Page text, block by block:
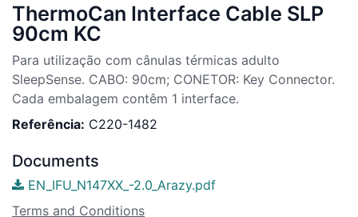
ThermoCan Interface Cable SLP
90cm KC
Para utilização com cânulas térmicas adulto
SleepSense. CABO: 90cm; CONETOR: Key Connector.
Cada embalagem contêm 1 interface.
Referência: C220-1482
Documents
EN_IFU_N147XX_-2.0_Arazy.pdf
Terms and Conditions